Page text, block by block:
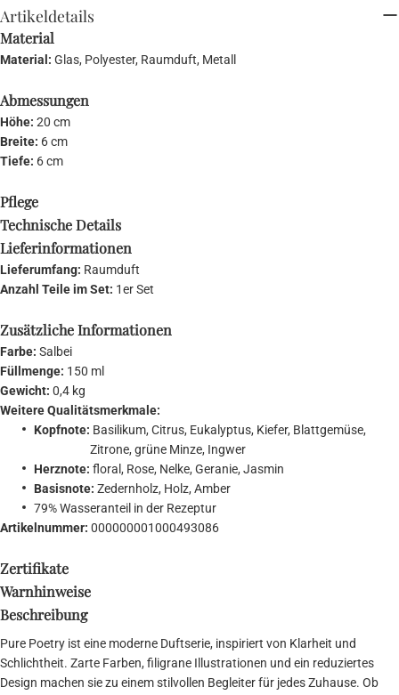
Artikeldetails
Material
Material: Glas, Polyester, Raumduft, Metall
Abmessungen
Höhe: 20 cm
Breite: 6 cm
Tiefe: 6 cm
Pflege
Technische Details
Lieferinformationen
Lieferumfang: Raumduft
Anzahl Teile im Set: 1er Set
Zusätzliche Informationen
Farbe: Salbei
Füllmenge: 150 ml
Gewicht: 0,4 kg
Weitere Qualitätsmerkmale:
Kopfnote: Basilikum, Citrus, Eukalyptus, Kiefer, Blattgemüse,
Zitrone, grüne Minze, Ingwer
Herznote: floral, Rose, Nelke, Geranie, Jasmin
Basisnote: Zedernholz, Holz, Amber
79% Wasseranteil in der Rezeptur
Artikelnummer: 000000001000493086
Zertifikate
Warnhinweise
Beschreibung
Pure Poetry ist eine moderne Duftserie, inspiriert von Klarheit und
Schlichtheit. Zarte Farben, filigrane Illustrationen und ein reduziertes
Design machen sie zu einem stilvollen Begleiter für jedes Zuhause. Ob